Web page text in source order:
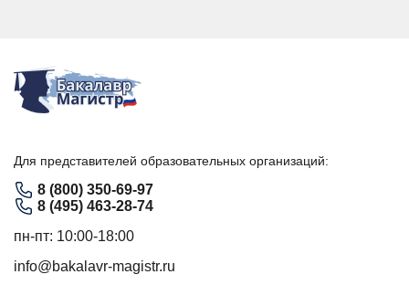
Для представителей образовательных организаций:
8 (800) 350-69-97
8 (495) 463-28-74
пн-пт: 10:00-18:00
info@bakalavr-magistr.ru